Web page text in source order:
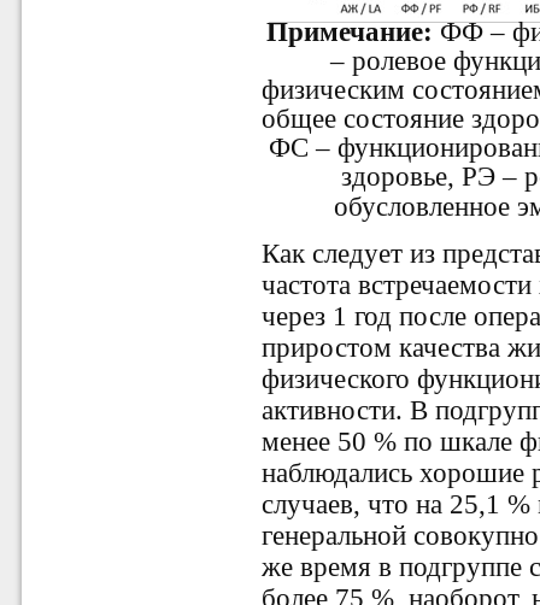
Примечание:ФФ –
– ролевое
физическим
общее состояние
ФС –
здоровье, РЭ –
обусловленное
Как следует из
частота
через 1 год после
приростом качества
физического
активности. В
менее 50 % по шкале
наблюдались хорошие
случаев, что на 25,1 %
генеральной
же время в подгруппе
более 75 %, наоборот,